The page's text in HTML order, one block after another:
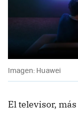
Imagen: Huawei
El televisor,